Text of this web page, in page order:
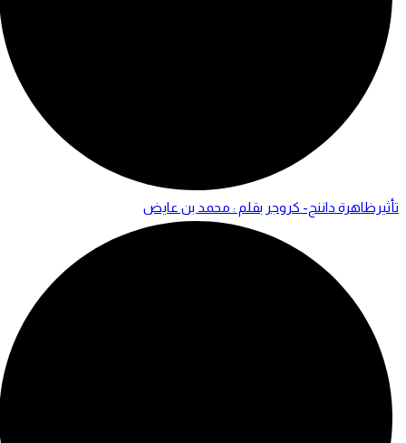
تأثيرظاهرة داننج- كروجر بقلم : محمد بن عايض